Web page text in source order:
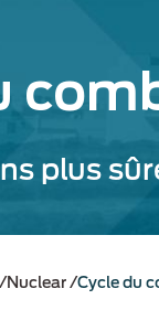
plus
Nuclear Cycle du